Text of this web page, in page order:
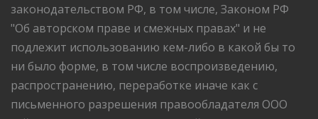
законодательством РФ, в том числе, Законом РФ
"Об авторском праве и смежных правах" и не
подлежит использованию кем-либо в какой бы то
ни было форме, в том числе воспроизведению,
распространению, переработке иначе как с
письменного разрешения правообладателя ООО